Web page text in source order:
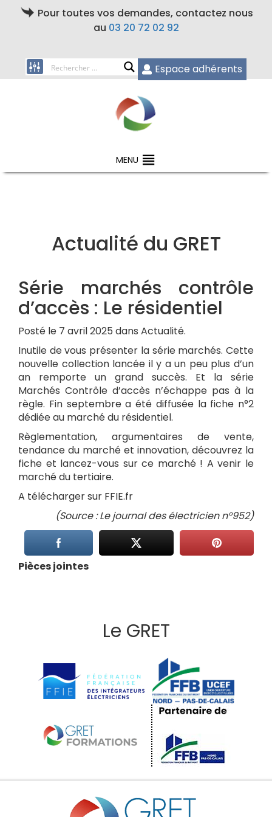
Pour toutes vos demandes, contactez nous
au 03 20 72 02 92
Espace adhérents
MENU
Actualité du GRET
Série marchés contrôle
d’accès : Le résidentiel
Posté le 7 avril 2025 dans Actualité.
Inutile de vous présenter la série marchés. Cette
nouvelle collection lancée il y a un peu plus d’un
an remporte un grand succès. Et la série
Marchés Contrôle d’accès n’échappe pas à la
règle. Fin septembre a été diffusée la fiche n°2
dédiée au marché du résidentiel.
Règlementation, argumentaires de vente,
tendance du marché et innovation, découvrez la
fiche et lancez-vous sur ce marché ! A venir le
marché du tertiaire.
A télécharger sur FFIE.fr
(Source : Le journal des électricien n°952)
Pièces jointes
Le GRET